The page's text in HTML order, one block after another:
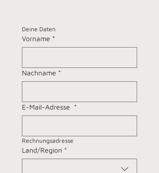
Deine Daten
Vorname *
Nachname *
E-Mail-Adresse *
Rechnungsadresse
Rechnungsadresse
Land/Region *